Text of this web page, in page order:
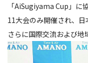
「AiSugiyama Cup」に
11大会のみ開催され、日
さらに国際交流および地